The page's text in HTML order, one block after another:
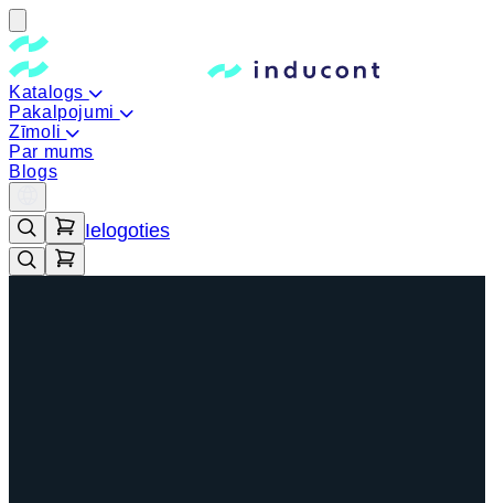
Katalogs
Pakalpojumi
Zīmoli
Par mums
Blogs
Ielogoties